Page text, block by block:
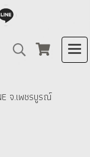
จ.เพชรบูรณ์